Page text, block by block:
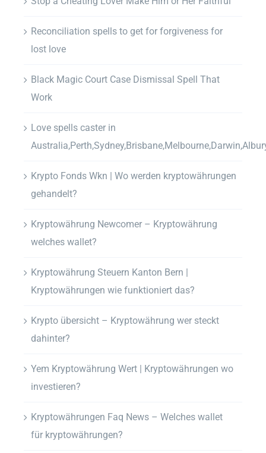
Reconciliation spells to get for forgiveness for
lost love
Black Magic Court Case Dismissal Spell That
Work
Love spells caster in
Krypto Fonds Wkn | Wo werden kryptowährungen
gehandelt?
Kryptowährung Newcomer – Kryptowährung
welches wallet?
Kryptowährung Steuern Kanton Bern |
Kryptowährungen wie funktioniert das?
Krypto übersicht – Kryptowährung wer steckt
dahinter?
Yem Kryptowährung Wert | Kryptowährungen wo
investieren?
Kryptowährungen Faq News – Welches wallet
für kryptowährungen?